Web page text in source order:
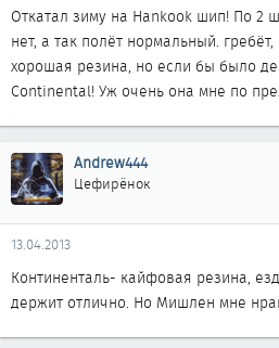
Откатал зиму на Hankook шип! По 2
нет, а так полёт нормальный.
хорошая резина, но если бы было
Continental! Уж очень она мне по
Andrew444
Цефирёнок
13.04.2013
Континенталь- кайфовая резина,
держит отлично. Но Мишлен мне